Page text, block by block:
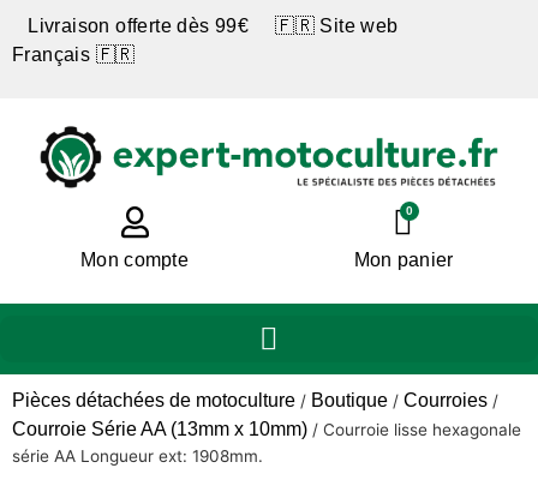
Livraison offerte dès 99€ 🇫🇷 Site web
Français 🇫🇷
Mon compte
0
Mon panier
Pièces détachées de motoculture / Boutique / Courroies /
Courroie Série AA (13mm x 10mm) / Courroie lisse hexagonale
série AA Longueur ext: 1908mm.